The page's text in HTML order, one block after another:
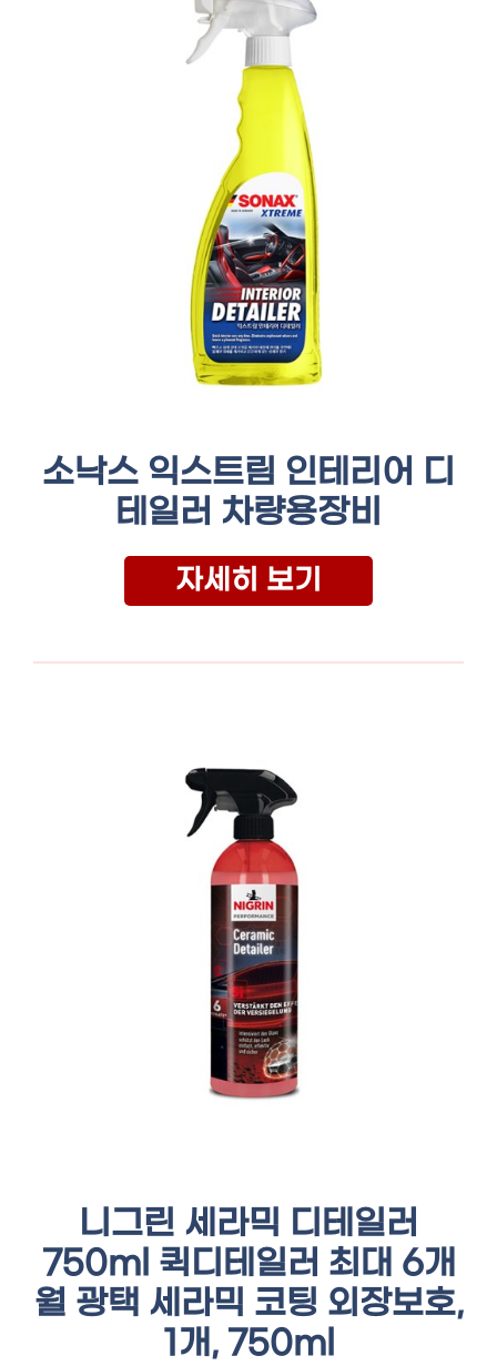
소낙스 익스트림 인테리어 디
테일러 차량용장비
자세히 보기
니그린 세라믹 디테일러
750ml 퀵디테일러 최대 6개
월 광택 세라믹 코팅 외장보호,
1개, 750ml